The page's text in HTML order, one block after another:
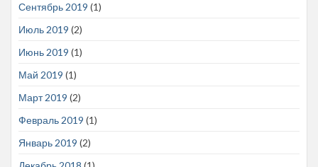
Сентябрь 2019 (1)
Июль 2019 (2)
Июнь 2019 (1)
Май 2019 (1)
Март 2019 (2)
Февраль 2019 (1)
Январь 2019 (2)